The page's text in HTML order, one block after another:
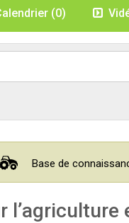
(0)
Base de
l’agriculture